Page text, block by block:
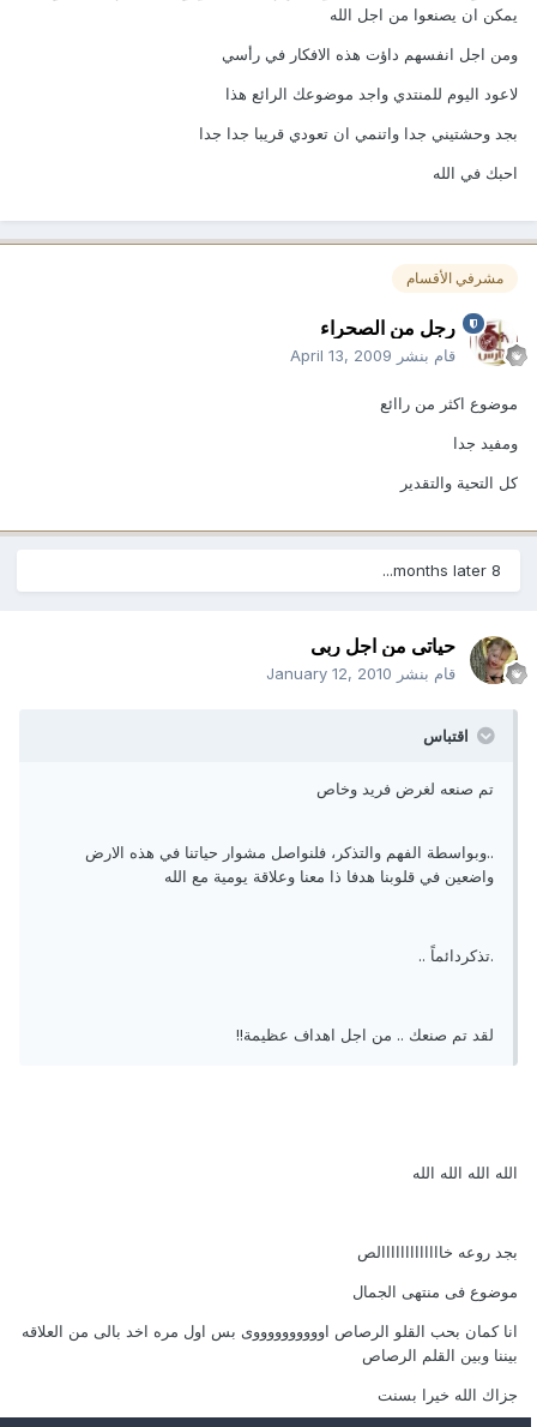
يمكن ان يصنعوا من اجل الله
ومن اجل انفسهم داؤت هذه الافكار في رأسي
لاعود اليوم للمنتدي واجد موضوعك الرائع هذا
بجد وحشتيني جدا واتنمي ان تعودي قريبا جدا جدا
احبك في الله
مشرفي الأقسام
رجل من الصحراء
قام بنشر April 13, 2009
موضوع اكثر من راائع
ومفيد جدا
كل التحية والتقدير
8 months later...
حياتى من اجل ربى
قام بنشر January 12, 2010
اقتباس
تم صنعه لغرض فريد وخاص
..وبواسطة الفهم والتذكر، فلنواصل مشوار حياتنا في هذه الارض
واضعين في قلوبنا هدفا ذا معنا وعلاقة يومية مع الله
.تذكردائماً ..
لقد تم صنعك .. من اجل اهداف عظيمة!!
الله الله الله الله
بجد روعه خااااااااااااالص
موضوع فى منتهى الجمال
انا كمان بحب القلو الرصاص اووووووووووى بس اول مره اخد بالى من العلاقه
بيننا وبين القلم الرصاص
جزاك الله خيرا بسنت